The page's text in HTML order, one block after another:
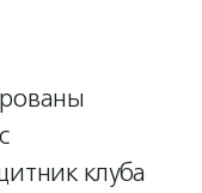
клуба